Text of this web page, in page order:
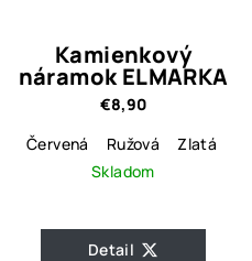
Kamienkový
náramok ELMARKA
€8,90
Červená
Ružová Zlatá
Skladom
Detail